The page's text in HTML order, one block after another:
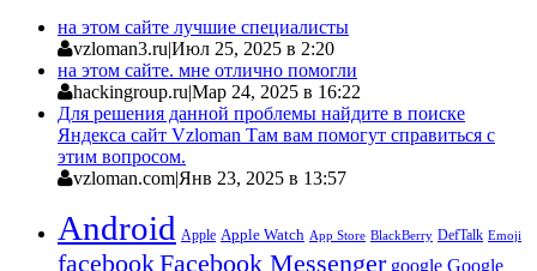
на этом сайте лучшие специалисты
vzloman3.ru|Июл 25, 2025 в 2:20
на этом сайте. мне отлично помогли
hackingroup.ru|Мар 24, 2025 в 16:22
Для решения данной проблемы найдите в поиске
Яндекса сайт Vzloman Там вам помогут справиться с
этим вопросом.
vzloman.com|Янв 23, 2025 в 13:57
Android Apple Apple Watch App Store BlackBerry DefTalk Emoji
facebookFacebook Messenger google Google